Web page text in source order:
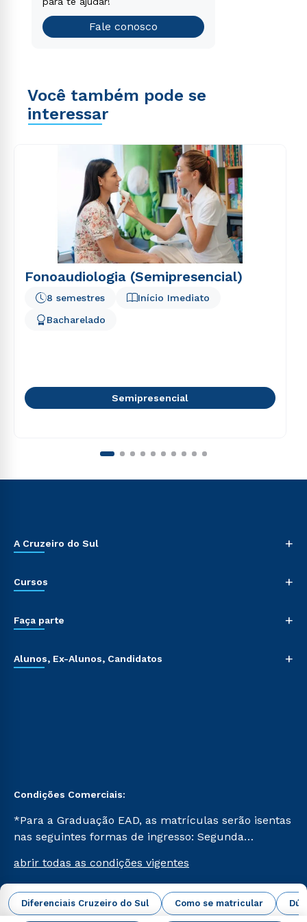
Diferenciais Cruzeiro do Sul Como se matricular
Teste vocacional
Fale conosco
Você também pode se
interessar
Fonoaudiologia (Semipresencial)
Início Imediato
8 semestres
Bacharelado
Semipresencial
A Cruzeiro do Sul +
Cursos +
Faça parte +
Alunos, Ex-Alunos, Candidatos +
Condições Comerciais:
*Para a Graduação EAD, as matrículas serão isentas
nas seguintes formas de ingresso: Segunda
Já para as demais, a taxa de matrícula será de R$
49. *Para a Pós-graduação EAD, as ofertas
mencionadas são referentes aos cursos: Ensino
Religioso, Geografia para a Docência e Metodologia
abrir todas as condições vigentes
Campus Virtual Cruzeiro do Sul Educacional © 2026 -